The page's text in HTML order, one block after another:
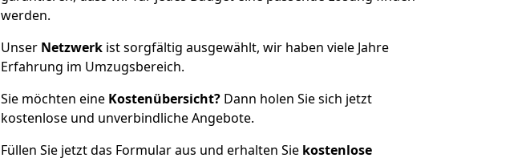
werden.
Unser Netzwerk ist sorgfältig ausgewählt, wir haben viele Jahre
Erfahrung im Umzugsbereich.
Sie möchten eine Kostenübersicht? Dann holen Sie sich jetzt
kostenlose und unverbindliche Angebote.
Füllen Sie jetzt das Formular aus und erhalten Sie kostenlose